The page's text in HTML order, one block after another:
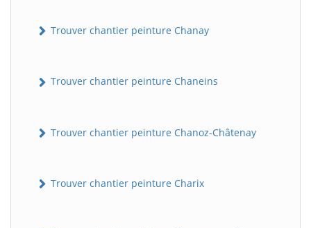
Trouver chantier peinture Chanay
Trouver chantier peinture Chaneins
Trouver chantier peinture Chanoz-Châtenay
Trouver chantier peinture Charix